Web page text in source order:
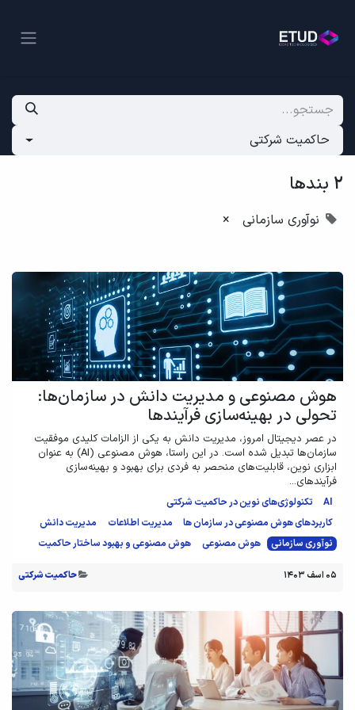
حاکمیت شرکتی
2 بندها
نوآوری سازمانی ×
هوش مصنوعی و مدیریت دانش در سازمان‌ها:
تحولی در بهینه‌سازی فرآیندها
در عصر دیجیتال امروز، مدیریت دانش به یکی از الزامات کلیدی موفقیت
سازمان‌ها تبدیل شده است. در این راستا، هوش مصنوعی (AI) به عنوان
ابزاری نوین، قابلیت‌های منحصر به فردی برای بهبود و بهینه‌سازی
فرآیندهای...
AI
تکنولوژی‌های نوین در حاکمیت شرکتی
کاربردهای هوش مصنوعی در سازمان ها
مدیریت اطلاعات
مدیریت دانش
نوآوری سازمانی
هوش مصنوعی هوش مصنوعی و بهبود ساختار حاکمیت
۰۵ اسف ۱۴۰۳ حاکمیت شرکتی